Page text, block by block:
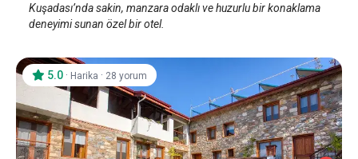
Kuşadası’nda sakin, manzara odaklı ve huzurlu bir konaklama
deneyimi sunan özel bir otel.
5.0 · Harika · 28 yorum